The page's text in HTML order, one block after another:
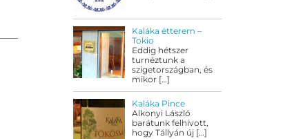
Kaláka étterem –
Tokio
Eddig hétszer
turnéztunk a
szigetországban, és
mikor […]
Kaláka Pince
Alkonyi László
barátunk felhívott,
hogy Tállyán új […]